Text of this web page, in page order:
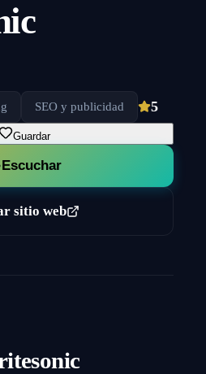
SEO y publicidad 5
Guardar
Escuchar
sitio web